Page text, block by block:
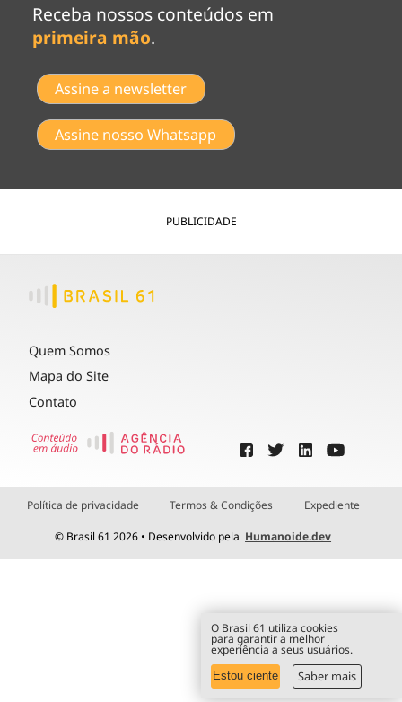
Receba nossos conteúdos em
primeira mão.
Assine a newsletter
Assine nosso Whatsapp
PUBLICIDADE
Quem Somos
Mapa do Site
Contato
Política de privacidade Termos & Condições Expediente
© Brasil 61 2026 • Desenvolvido pela Humanoide.dev
O Brasil 61 utiliza cookies
para garantir a melhor
experiência a seus usuários.
Estou ciente Saber mais